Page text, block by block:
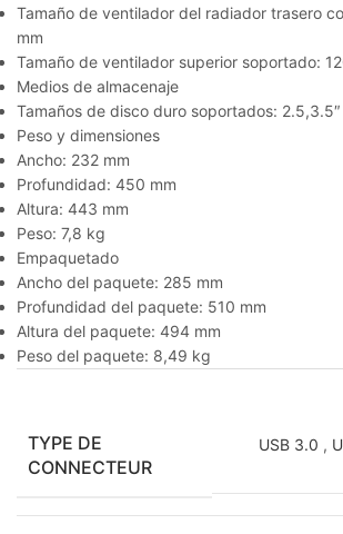
Tamaño de ventilador del radiador trasero
mm
Tamaño de ventilador superior soportado:
Medios de almacenaje
Tamaños de disco duro soportados: 2.5,3.5″
Peso y dimensiones
Ancho: 232 mm
Profundidad: 450 mm
Altura: 443 mm
Peso: 7,8 kg
Empaquetado
Ancho del paquete: 285 mm
Profundidad del paquete: 510 mm
Altura del paquete: 494 mm
Peso del paquete: 8,49 kg
TYPE DE
CONNECTEUR
USB 3.0 ,